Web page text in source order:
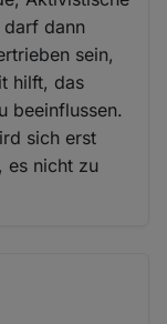
dann
sein,
hilft, das
beeinflussen.
sich erst
es nicht zu